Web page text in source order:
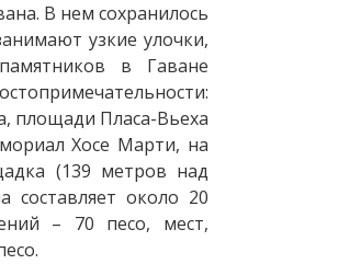
В нем сохранилось
узкие улочки,
в Гаване
площади Пласа-Вьеха
Хосе Марти, на
(139 метров над
составляет около 20
– 70 песо, мест,